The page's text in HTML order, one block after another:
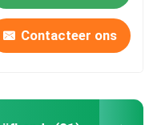
Contacteer ons